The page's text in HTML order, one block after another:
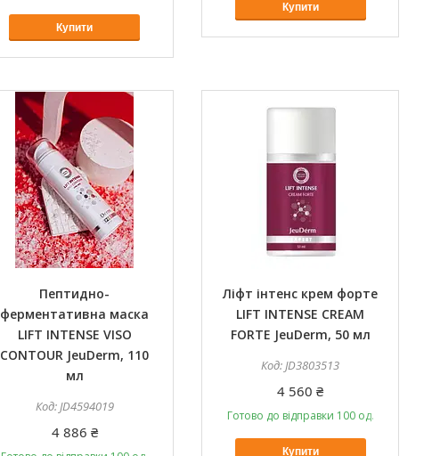
Купити
Купити
Пептидно-
ферментативна маска
LIFT INTENSE VISO
CONTOUR JeuDerm, 110
мл
JD4594019
4 886 ₴
Ліфт інтенс крем форте
LIFT INTENSE CREAM
FORTE JeuDerm, 50 мл
JD3803513
4 560 ₴
Готово до відправки 100 од.
Купити